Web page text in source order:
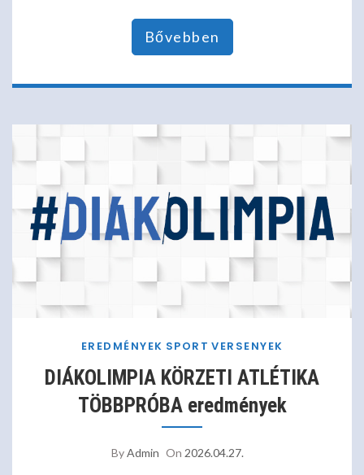
Bővebben
EREDMÉNYEK SPORT VERSENYEK
DIÁKOLIMPIA KÖRZETI ATLÉTIKA
TÖBBPRÓBA eredmények
ByAdmin On 2026.04.27.